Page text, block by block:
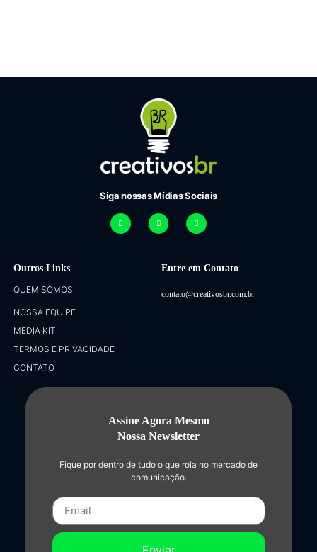
Siga nossas Mídias Sociais
Outros Links
QUEM SOMOS
NOSSA EQUIPE
MEDIA KIT
TERMOS E PRIVACIDADE
CONTATO
Entre em Contato
contato@creativosbr.com.br
Assine Agora Mesmo
Nossa Newsletter
Fique por dentro de tudo o que rola no mercado de
comunicação.